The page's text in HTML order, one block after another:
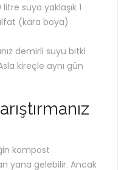
litre suya yaklaşık 1
(kara boya)
demirli suyu bitki
kireçle aynı gün
kompost
yana gelebilir. Ancak